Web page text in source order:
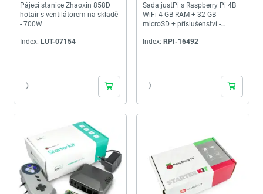
Pájecí stanice Zhaoxin 858D
hotair s ventilátorem na skladě
- 700W
Index: LUT-07154
Sada justPi s Raspberry Pi 4B
WiFi 4 GB RAM + 32 GB
microSD + příslušenství -
Index: RPI-16492